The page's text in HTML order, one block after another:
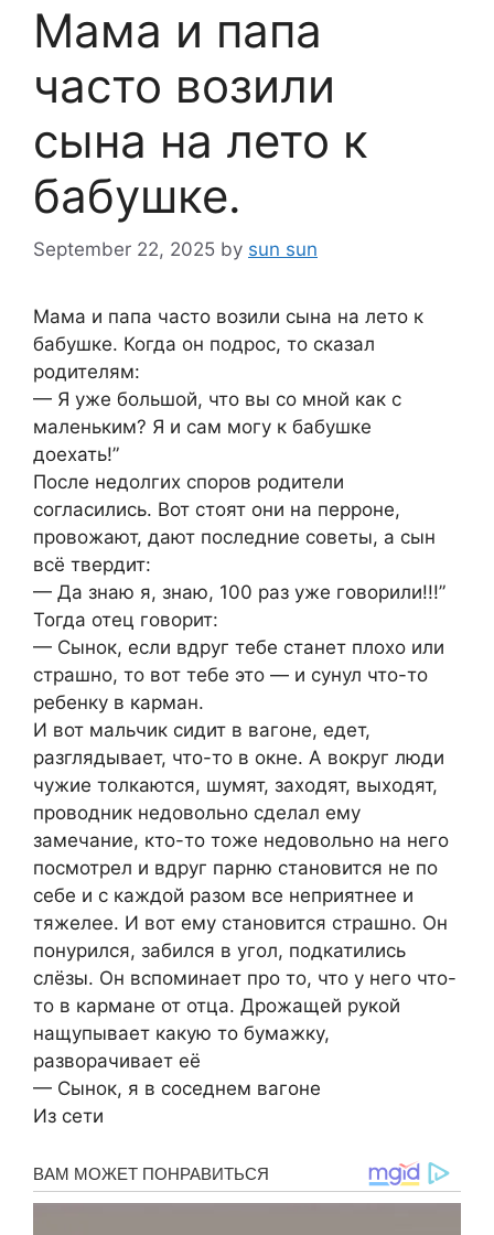
Мама и папа
часто возили
сына на лето к
бабушке.
September 22, 2025 by sun sun
Мама и папа часто возили сына на лето к
бабушке. Когда он подрос, то сказал
родителям:
— Я уже большой, что вы со мной как с
маленьким? Я и сам могу к бабушке
доехать!”
После недолгих споров родители
согласились. Вот стоят они на перроне,
провожают, дают последние советы, а сын
всё твердит:
— Да знаю я, знаю, 100 раз уже говорили!!!”
Тогда отец говорит:
— Сынок, если вдруг тебе станет плохо или
страшно, то вот тебе это — и сунул что-то
ребенку в карман.
И вот мальчик сидит в вагоне, едет,
разглядывает, что-то в окне. А вокруг люди
чужие толкаются, шумят, заходят, выходят,
проводник недовольно сделал ему
замечание, кто-то тоже недовольно на него
посмотрел и вдруг парню становится не по
себе и с каждой разом все неприятнее и
тяжелее. И вот ему становится страшно. Он
понурился, забился в угол, подкатились
слёзы. Он вспоминает про то, что у него что-
то в кармане от отца. Дрожащей рукой
нащупывает какую то бумажку,
разворачивает её
— Сынок, я в соседнем вагоне
Из сети️